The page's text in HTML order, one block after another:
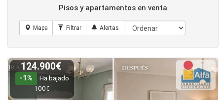
Pisos y apartamentos en venta
124.900€
-1%
Ha bajado
100€